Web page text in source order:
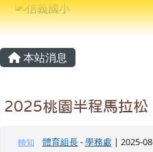
跳至主內容區
信義國小
導覽列
主內容區域
本站消息
2025桃園半程馬拉松
轉知 體育組長-學務處 | 2025-
頁尾區域